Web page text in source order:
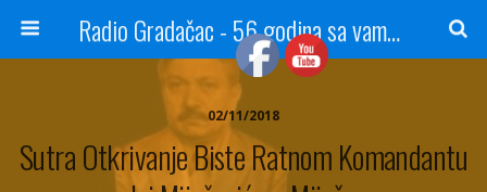
Radio Gradačac - 56 godina sa vama...
02/11/2018
Sutra Otkrivanje Biste Ratnom Komandantu